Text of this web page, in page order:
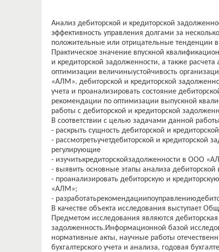
Анализ дебиторской и кредиторской
эффективность управления долгами за
положительные или отрицательные тенденции
Практическое значение впускной
и кредиторской задолженности, а также
оптимизации величиныустойчивость
«АЛМ». дебиторской и кредиторской
учета и проанализировать состояние
рекомендации по оптимизации выпускной
работы с дебиторской и кредиторской
В соответствии с целью задачами данной
- раскрыть сущность дебиторской и
- рассмотретьучетдебиторской и кредиторской
регулирующие
- изучитькредиторскойзадолженности в ООО
- выявить основные этапы анализа дебиторской
- проанализировать дебиторскую и
«АЛМ»;
-
В качестве объекта исследования выступает
Предметом исследования являются
задолженность.Информационной базой
нормативные акты, научные работы
бухгалтерского учета и анализа, годовая